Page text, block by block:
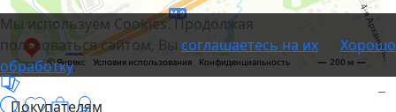
Покупателям
Мы используем Cookies. Продолжая
пользоваться сайтом, Вы соглашаетесь на их
обработку.
Хорошо